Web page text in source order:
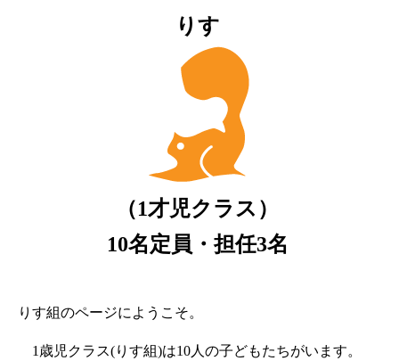
りす
（1才児クラス）
10名定員・担任3名
りす組のページにようこそ。
1歳児クラス(りす組)は10人の子どもたちがいます。